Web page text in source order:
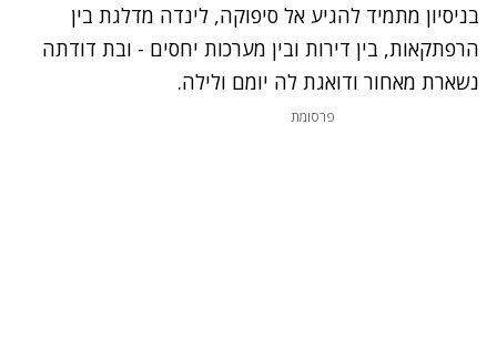
בניסיון מתמיד להגיע אל סיפוקה, לינדה מדלגת בין
הרפתקאות, בין דירות ובין מערכות יחסים - ובת דודתה
נשארת מאחור ודואגת לה יומם ולילה.
פרסומת